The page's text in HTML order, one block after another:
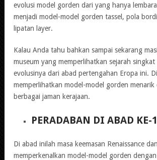
evolusi model gorden dari yang hanya
menjadi model-model gorden tassel, pola
lipatan layer.
Kalau Anda tahu bahkan sampai sekarang
museum yang memperlihatkan sejarah
evolusinya dari abad pertengahan Eropa ini.
memperlihatkan model-model gorden menarik
berbagai jaman kerajaan.
PERADABAN DI ABAD KE-
Di abad inilah masa keemasan Renaissance
memperkenalkan model-model gorden